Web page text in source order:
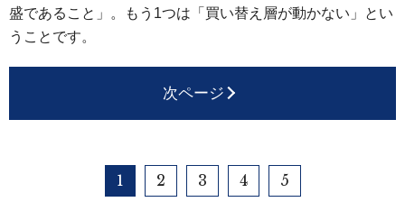
盛であること」。もう1つは「買い替え層が動かない」とい
うことです。
次ページ
1 2 3 4 5